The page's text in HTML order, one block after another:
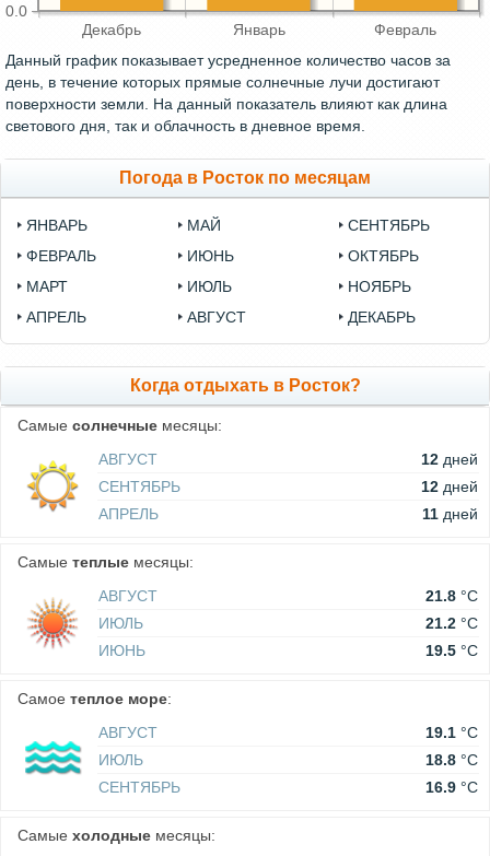
Декабрь Январь Февраль
0.0
Данный график показывает усредненное количество часов за
день, в течение которых прямые солнечные лучи достигают
поверхности земли. На данный показатель влияют как длина
светового дня, так и облачность в дневное время.
Погода в Росток по месяцам
ЯНВАРЬ
ФЕВРАЛЬ
МАРТ
АПРЕЛЬ
МАЙ
ИЮНЬ
ИЮЛЬ
АВГУСТ
СЕНТЯБРЬ
ОКТЯБРЬ
НОЯБРЬ
ДЕКАБРЬ
Когда отдыхать в Росток?
Самые солнечные месяцы:
АВГУСТ
12 дней
СЕНТЯБРЬ
12 дней
АПРЕЛЬ
11 дней
Самые теплые месяцы:
АВГУСТ
21.8 °C
ИЮЛЬ
21.2 °C
ИЮНЬ
19.5 °C
Самое теплое море:
АВГУСТ
19.1 °C
ИЮЛЬ
18.8 °C
СЕНТЯБРЬ
16.9 °C
Самые холодные месяцы: